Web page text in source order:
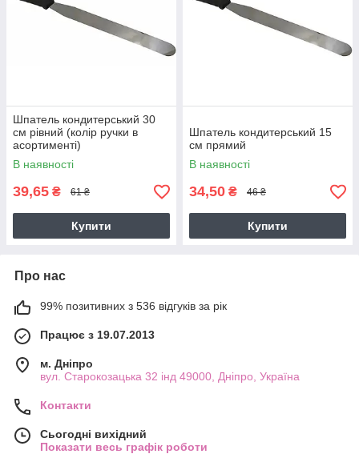
Шпатель кондитерський 30
см рівний (колір ручки в
асортименті)
В наявності
39,65 ₴ 61 ₴
Купити
Шпатель кондитерський 15
см прямий
В наявності
34,50 ₴ 46 ₴
Купити
Про нас
99% позитивних з 536 відгуків за рік
Працює з 19.07.2013
м. Дніпро
вул. Старокозацька 32 інд 49000, Дніпро, Україна
Контакти
Сьогодні вихідний
Показати весь графік роботи